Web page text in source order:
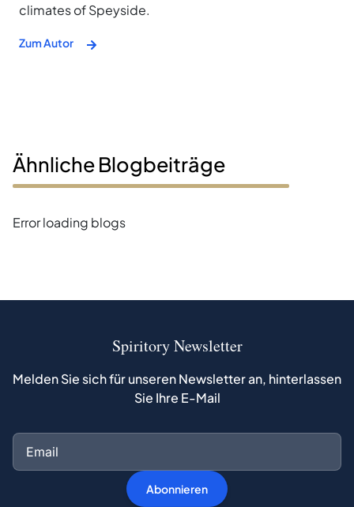
climates of Speyside.
Zum Autor
Ähnliche Blogbeiträge
Error loading blogs
Spiritory Newsletter
Melden Sie sich für unseren Newsletter an, hinterlassen
Sie Ihre E-Mail
Abonnieren